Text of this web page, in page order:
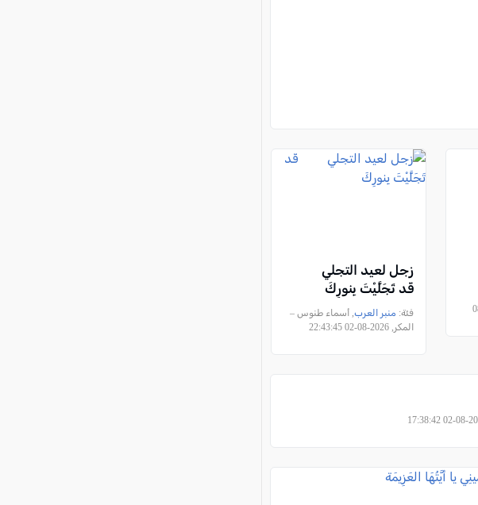
زجل لعيد التجلي
قَد تَجَلَّيْتَ بِنورِكَ
فئة: منبر العرب, أسماء طنوس –
المكر, 2026-08-02 22:43:45